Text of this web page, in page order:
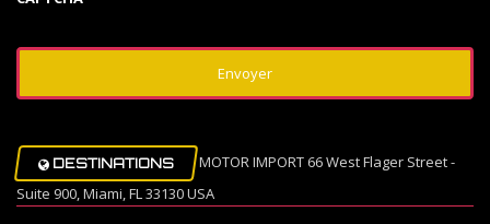
DESTINATIONS
MOTOR IMPORT 66 West Flager Street -
Suite 900, Miami, FL 33130 USA